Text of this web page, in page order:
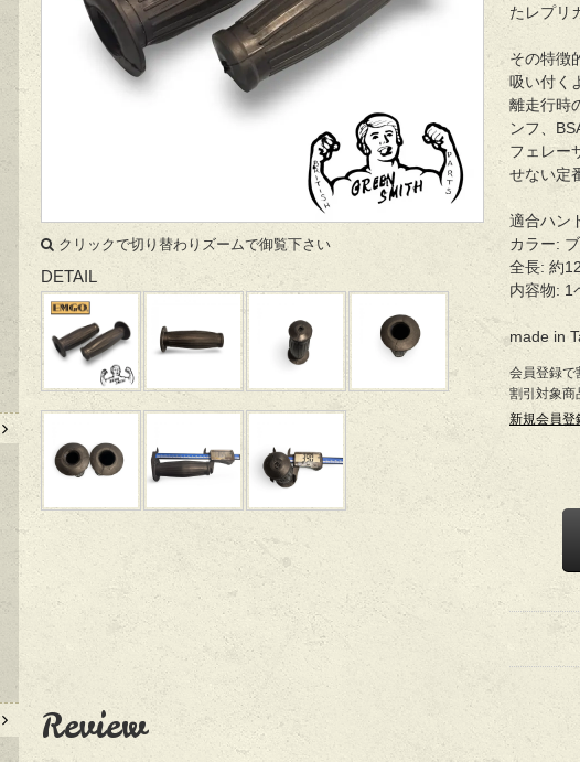
たレプリ
その特徴
吸い付く
離走行時
ンフ、
フェレー
せない定
適合ハン
カラー:
全長: 約
内容物: 1
made in
会員登録で
割引対象商
新規会員登
クリックで切り替わりズームで御覧下さい
DETAIL
Review